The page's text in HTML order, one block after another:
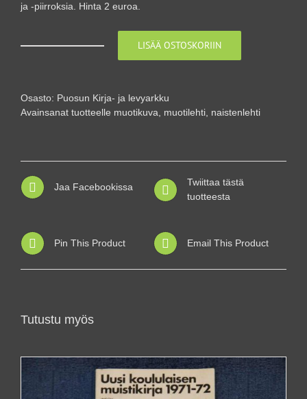
ja -piirroksia. Hinta 2 euroa.
1945
määrä
LISÄÄ OSTOSKORIIN
Osasto: Puosun Kirja- ja levyarkku
Avainsanat tuotteelle muotikuva, muotilehti, naistenlehti
Jaa Facebookissa
Twiittaa tästä
tuotteesta
Pin This Product Email This Product
Tutustu myös